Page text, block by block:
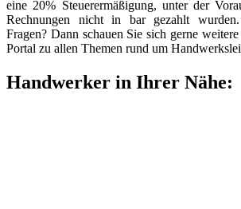
eine 20% Steuerermäßigung, unter der
Rechnungen nicht in bar gezahlt
Fragen? Dann schauen Sie sich gerne
Portal zu allen Themen rund um
Handwerker in Ihrer Nähe: